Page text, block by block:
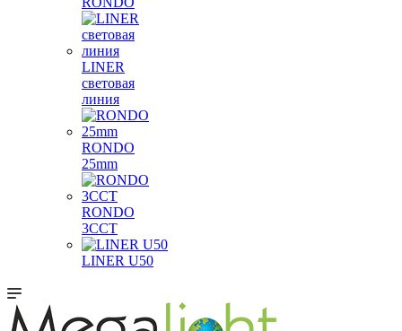
LINER
световая
линия
RONDO
25mm
RONDO
3CCT
LINER U50